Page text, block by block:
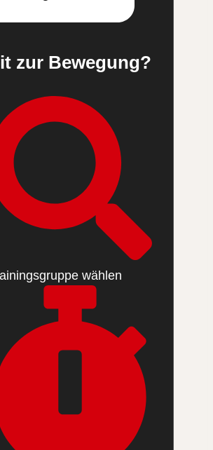
zur Bewegung?
wählen